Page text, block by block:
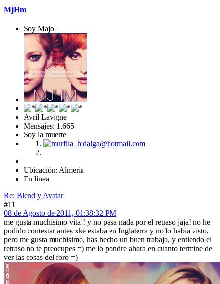
MjHm
Soy Majo.
Avril Lavigne
Mensajes: 1,665
Soy la muerte
Ubicación: Almeria
En línea
Re: Blend y Avatar
#11
08 de Agosto de 2011, 01:38:32 PM
me gusta muchisimo vita!! y no pasa nada por el retraso jaja! no he
podido contestar antes xke estaba en Inglaterra y no lo habia visto,
pero me gusta muchisimo, has hecho un buen trabajo, y entiendo el
retraso no te preocupes =) me lo pondre ahora en cuanto termine de
ver las cosas del foro =)